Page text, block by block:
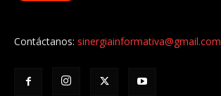
Contáctanos: sinergiainformativa@gmail.com